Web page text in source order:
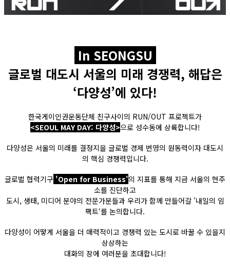
In SEONGSU
글로벌 대도시 서울의 미래 경쟁력, 해답은
‘다양성’에 있다!
한국게이인권운동단체 친구사이의 RUN/OUT 프로젝트가
<SEOUL MAY DAY: 다양성>으로 성수동에 상륙합니다!
다양성은 서울의 미래를 결정지을 글로벌 경제 번영의 원동력이자 대도시
의 핵심 경쟁력입니다.
글로벌 협력기구 'Open for Business'의 지표를 통해 지금 서울의 현주
소를 진단하고
도시, 생태, 미디어 분야의 전문가분들과 우리가 함께 만들어갈 ’내일의 임
팩트‘를 논의합니다.
다양성이 어떻게 서울을 더 매력적이고 경쟁력 있는 도시로 바꿀 수 있을지
상상하는
대화의 장에 여러분을 초대합니다!